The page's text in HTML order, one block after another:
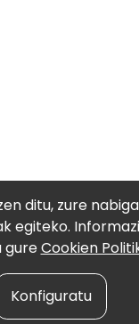
ditu, zure
egiteko.
gureCookien
Konfiguratu